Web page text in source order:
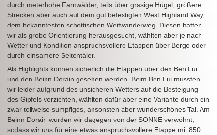
durch meterhohe Farnwälder, teils über grasige Hügel, größere
Strecken aber auch auf dem gut befestigten West Highland Way,
dem bekanntesten schottischen Weitwanderweg. Diesen hatten
wir als grobe Orientierung herausgesucht, wählten aber je nach
Wetter und Kondition anspruchsvollere Etappen über Berge oder
durch einsamere Seitentäler.
Als Highlights können sicherlich die Etappen über den Ben Lui
und den Beinn Dorain gesehen werden. Beim Ben Lui mussten
wir leider aufgrund des unsicheren Wetters auf die Besteigung
des Gipfels verzichten, wählten dafür aber eine Variante durch ein
zwar teilweise sumpfiges, ansonsten aber wunderschönes Tal. Am
Beinn Dorain wurden wir dagegen von der SONNE verwöhnt,
sodass wir uns für eine etwas anspruchsvollere Etappe mit 850